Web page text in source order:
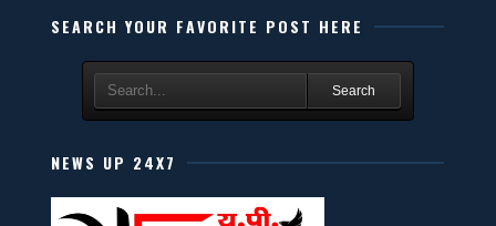
SEARCH YOUR FAVORITE POST HERE
Search
NEWS UP 24X7